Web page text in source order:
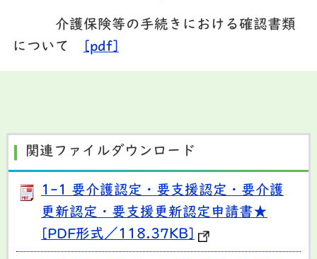
介護保険等の手続きにおける確認書類
について
[pdf]
関連ファイルダウンロード
1-1 要介護認定・要支援認定・要介護
更新認定・要支援更新認定申請書★
[PDF形式／118.37KB]